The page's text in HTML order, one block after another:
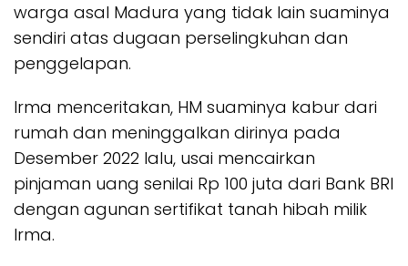
warga asal Madura yang tidak lain suaminya
sendiri atas dugaan perselingkuhan dan
penggelapan.
Irma menceritakan, HM suaminya kabur dari
rumah dan meninggalkan dirinya pada
Desember 2022 lalu, usai mencairkan
pinjaman uang senilai Rp 100 juta dari Bank BRI
dengan agunan sertifikat tanah hibah milik
Irma.